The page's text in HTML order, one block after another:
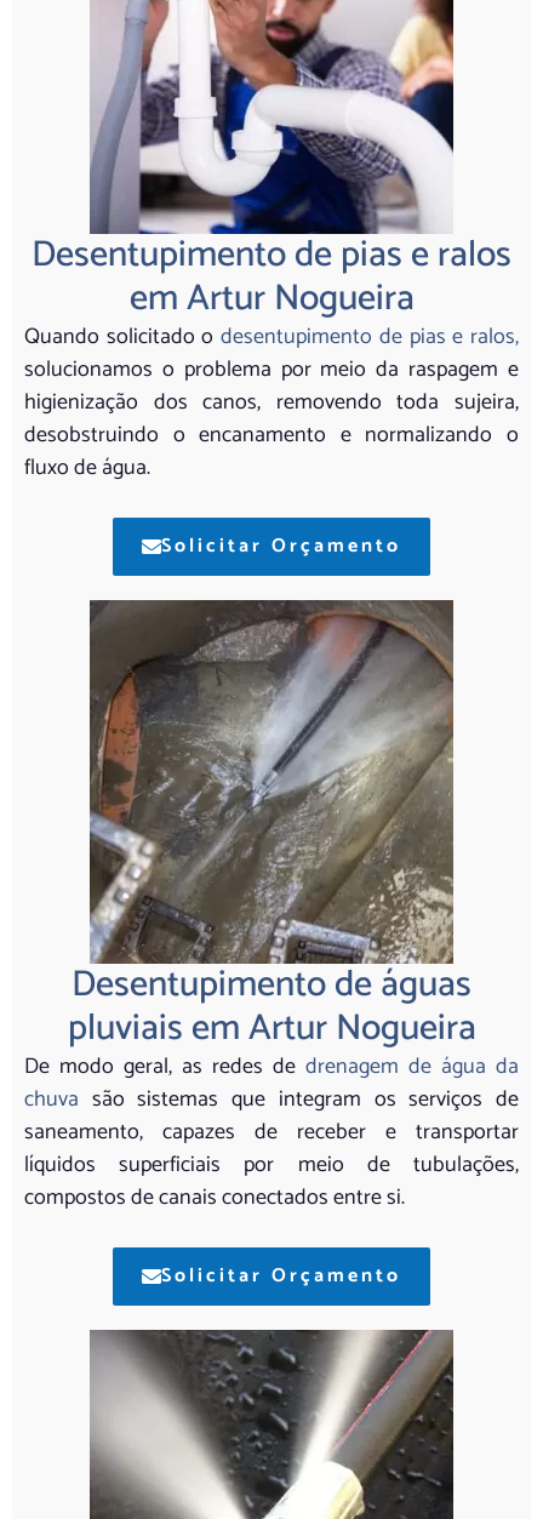
Desentupimento de pias e ralos
em Artur Nogueira
Quando solicitado odesentupimento de pias e ralos,
solucionamos o problema por meio da raspagem e
higienização dos canos, removendo toda sujeira,
desobstruindo o encanamento e normalizando o
fluxo de água.
Solicitar Orçamento
Desentupimento de águas
pluviais em Artur Nogueira
De modo geral, as redes de drenagem de água da
chuva são sistemas que integram os serviços de
saneamento, capazes de receber e transportar
líquidos superficiais por meio de tubulações,
compostos de canais conectados entre si.
Solicitar Orçamento